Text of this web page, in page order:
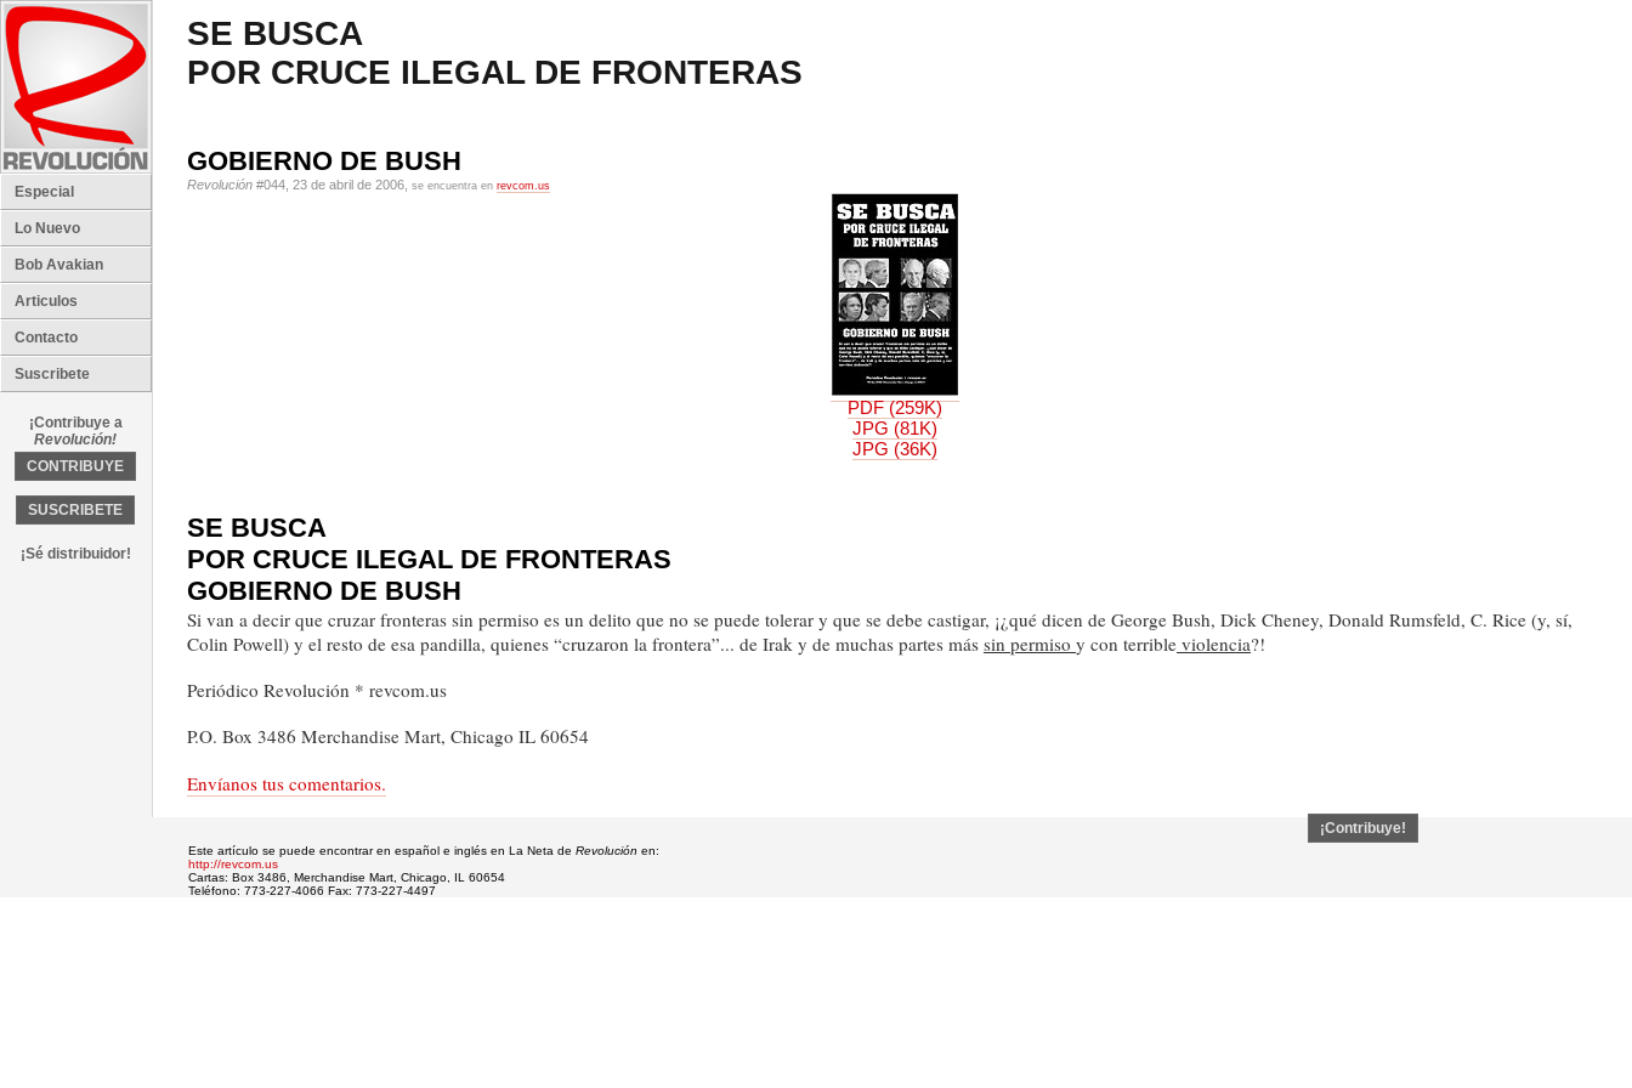
Especial
Lo Nuevo
Bob Avakian
Articulos
Contacto
Suscribete
¡Contribuye a
Revolución!
CONTRIBUYE
SUSCRIBETE
¡Sé distribuidor!
SE BUSCA
POR CRUCE ILEGAL DE FRONTERAS
GOBIERNO DE BUSH
Revolución #044, 23 de abril de 2006, se encuentra en revcom.us
PDF (259K)
JPG (81K)
JPG (36K)
SE BUSCA
POR CRUCE ILEGAL DE FRONTERAS
GOBIERNO DE BUSH
Si van a decir que cruzar fronteras sin permiso es un delito que no se puede tolerar y que se debe castigar, ¡¿qué dicen de George Bush, Dick Cheney, Donald Rumsfeld, C. Rice (y, sí,
Colin Powell) y el resto de esa pandilla, quienes “cruzaron la frontera”... de Irak y de muchas partes más sin permiso y con terrible violencia?!
Periódico Revolución * revcom.us
P.O. Box 3486 Merchandise Mart, Chicago IL 60654
Envíanos tus comentarios.
¡Contribuye!
Este artículo se puede encontrar en español e inglés en La Neta de Revolución en:
http://revcom.us
Cartas: Box 3486, Merchandise Mart, Chicago, IL 60654
Teléfono: 773-227-4066 Fax: 773-227-4497